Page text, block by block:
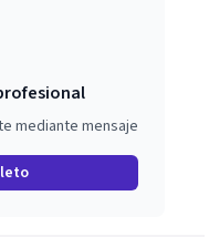
mediante mensaje